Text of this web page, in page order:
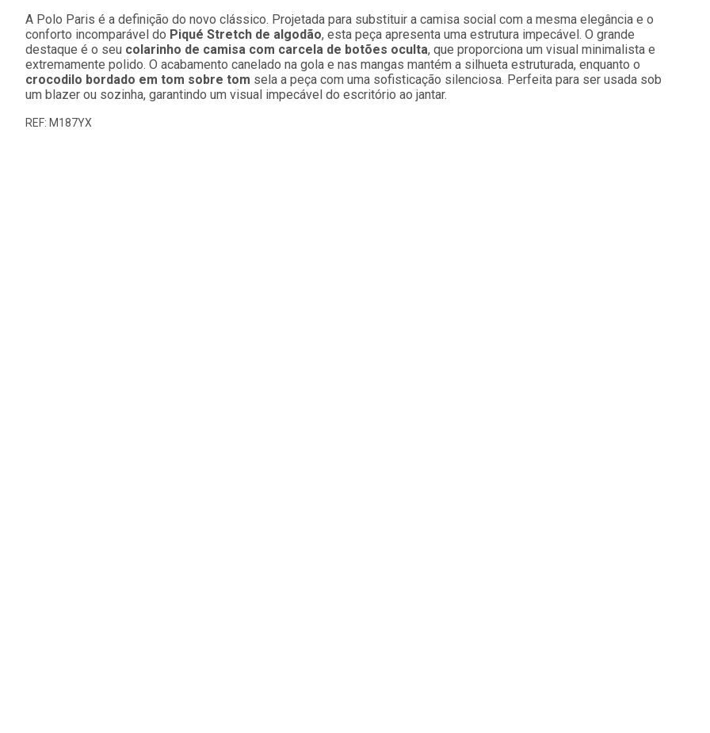
A Polo Paris é a definição do novo clássico. Projetada para substituir a camisa social com a mesma elegância e o
conforto incomparável do Piqué Stretch de algodão, esta peça apresenta uma estrutura impecável. O grande
destaque é o seu colarinho de camisa com carcela de botões oculta, que proporciona um visual minimalista e
extremamente polido. O acabamento canelado na gola e nas mangas mantém a silhueta estruturada, enquanto o
crocodilo bordado em tom sobre tom sela a peça com uma sofisticação silenciosa. Perfeita para ser usada sob
um blazer ou sozinha, garantindo um visual impecável do escritório ao jantar.
REF: M187YX